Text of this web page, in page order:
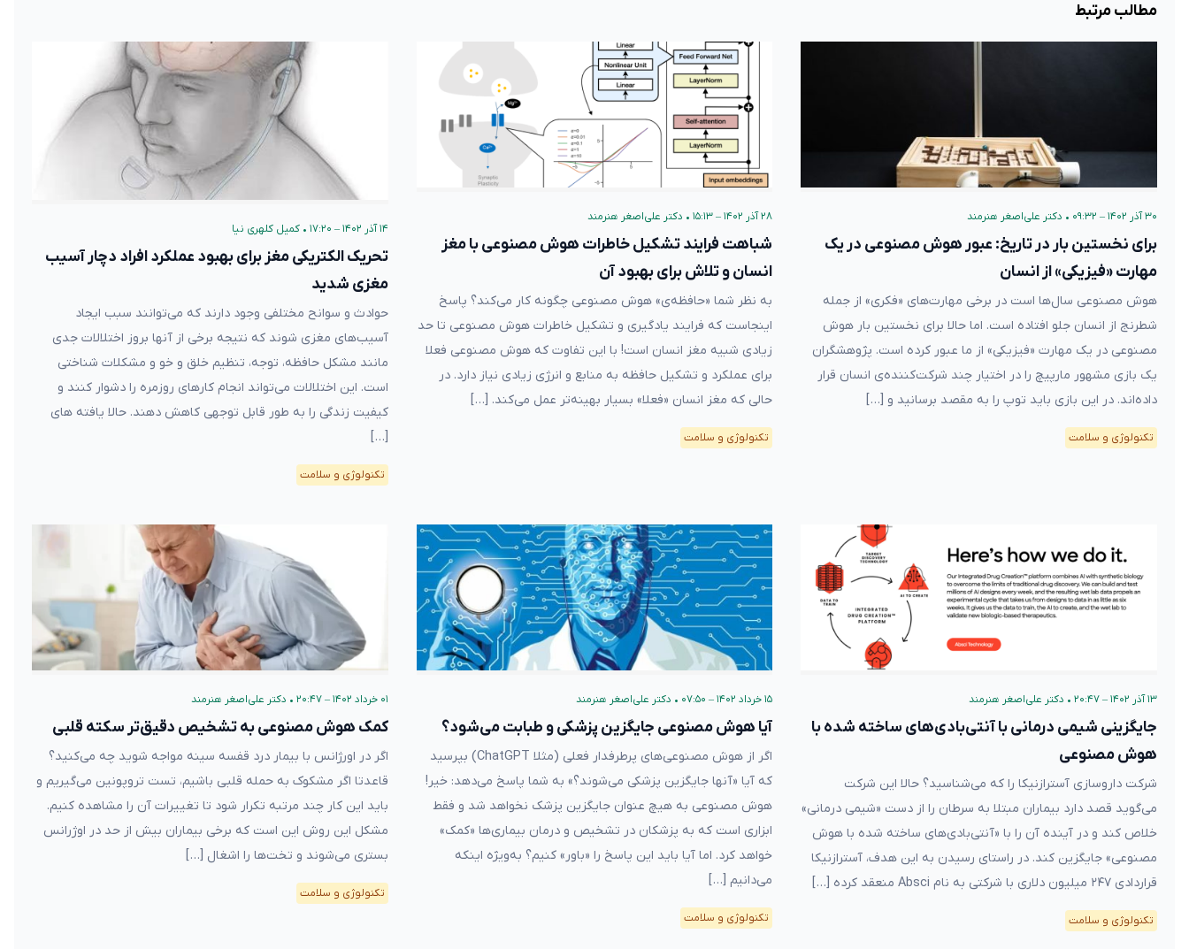
مطالب مرتبط
۳۰ آذر ۱۴۰۲ – ۰۹:۳۲ • دکتر علی‌اصغر هنرمند
برای نخستین بار در تاریخ: عبور هوش مصنوعی در یک
مهارت «فیزیکی» از انسان
هوش مصنوعی سال‌ها است در برخی مهارت‌های «فکری» از جمله
شطرنج از انسان جلو افتاده است. اما حالا برای نخستین بار هوش
مصنوعی در یک مهارت «فیزیکی» از ما عبور کرده‌ است. پژوهشگران
یک بازی مشهور مارپیچ را در اختیار چند شرکت‌کننده‌ی انسان قرار
داده‌اند. در این بازی باید توپ را به مقصد برسانید و […]
تکنولوژی و سلامت
۲۸ آذر ۱۴۰۲ – ۱۵:۱۳ • دکتر علی‌اصغر هنرمند
شباهت فرایند تشکیل خاطرات هوش مصنوعی با مغز
انسان و تلاش برای بهبود آن
به نظر شما «حافظه‌ی» هوش مصنوعی چگونه کار می‌کند؟ پاسخ
اینجاست که فرایند یادگیری و تشکیل خاطرات هوش مصنوعی تا حد
زیادی شبیه مغز انسان است! با این تفاوت که هوش مصنوعی فعلا
برای عملکرد و تشکیل حافظه به منابع و انرژی زیادی نیاز دارد. در
حالی که مغز انسان «فعلا» بسیار بهینه‌تر عمل می‌کند. […]
تکنولوژی و سلامت
۱۴ آذر ۱۴۰۲ – ۱۷:۲۰ •کمیل کلهری نیا
تحریک الکتریکی مغز برای بهبود عملکرد افراد دچار آسیب
مغزی شدید
حوادث و سوانح مختلفی وجود دارند که می‌توانند سبب ایجاد
آسیب‌های مغزی شوند که نتیجه برخی از آنها بروز اختلالات جدی
مانند مشکل حافظه، توجه، تنظیم خلق و خو و مشکلات شناختی
است. این اختلالات می‌تواند انجام کارهای روزمره را دشوار کنند و
کیفیت زندگی را به طور قابل توجهی کاهش دهند. حالا یافته های
[…]
تکنولوژی و سلامت
۱۳ آذر ۱۴۰۲ – ۲۰:۴۷ • دکتر علی‌اصغر هنرمند
جایگزینی شیمی درمانی با آنتی‌بادی‌های ساخته شده با
هوش مصنوعی
شرکت داروسازی آسترازنیکا را که می‌شناسید؟ حالا این شرکت
می‌گوید قصد دارد بیماران مبتلا به سرطان را از دست «شیمی درمانی»
خلاص کند و در آینده آن را با «آنتی‌بادی‌های ساخته شده با هوش
مصنوعی» جایگزین کند. در راستای رسیدن به این هدف، آسترازنیکا
قراردادی ۲۴۷ میلیون دلاری با شرکتی به نام Absci منعقد کرده […]
تکنولوژی و سلامت
۱۵ خرداد ۱۴۰۲ – ۰۷:۵۰ • دکتر علی‌اصغر هنرمند
آیا هوش مصنوعی جایگزین پزشکی و طبابت می‌شود؟
اگر از هوش مصنوعی‌های پرطرفدار فعلی (مثلا ChatGPT) بپرسید
که آیا «آنها جایگزین پزشکی می‌شوند؟» به شما پاسخ می‌دهد: خیر!
هوش مصنوعی به هیچ عنوان جایگزین پزشک نخواهد شد و فقط
ابزاری است که به پزشکان در تشخیص و درمان بیماری‌ها «کمک»
خواهد کرد. اما آیا باید این پاسخ را «باور» کنیم؟ به‌ویژه اینکه
می‌دانیم […]
تکنولوژی و سلامت
۰۱ خرداد ۱۴۰۲ – ۲۰:۴۷ • دکتر علی‌اصغر هنرمند
کمک هوش مصنوعی به تشخیص دقیق‌تر سکته قلبی
اگر در اورژانس با بیمار درد قفسه سینه مواجه شوید چه می‌کنید؟
قاعدتا اگر مشکوک به حمله قلبی باشیم، تست تروپونین می‌گیریم و
باید این کار چند مرتبه تکرار شود تا تغییرات آن را مشاهده کنیم.
مشکل این روش این است که برخی بیماران بیش از حد در اوژرانس
بستری می‌شوند و تخت‌ها را اشغال […]
تکنولوژی و سلامت